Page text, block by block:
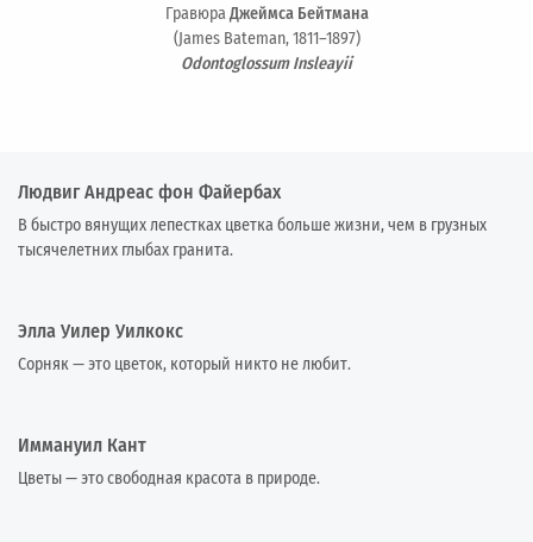
ГравюраДжеймса Бейтмана
(James Bateman, 1811–1897)
Odontoglossum Insleayii
Людвиг Андреас фон Файербах
В быстро вянущих лепестках цветка больше жизни, чем в грузных
тысячелетних глыбах гранита.
Элла Уилер Уилкокс
Сорняк — это цветок, который никто не любит.
Иммануил Кант
Цветы — это свободная красота в природе.